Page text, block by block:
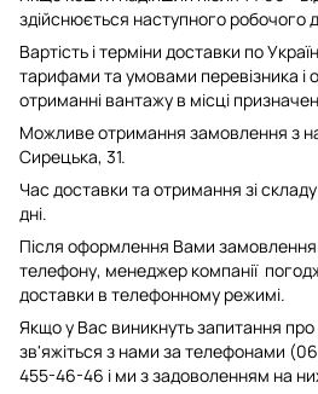
здійснюється наступного робочого
Вартість і терміни доставки по
тарифами та умовами перевізника і
отриманні вантажу в місці
Можливе отримання замовлення з
Сирецька, 31.
Час доставки та отримання зі
дні.
Після оформлення Вами замовлення
телефону, менеджер компанії
доставки в телефонному режимі.
Якщо у Вас виникнуть запитання
зв'яжіться з нами за телефонами
455-46-46 і ми з задоволенням на